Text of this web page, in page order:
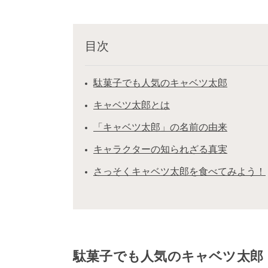
目次
駄菓子でも人気のキャベツ太郎
キャベツ太郎とは
「キャベツ太郎」の名前の由来
キャラクターの知られざる真実
さっそくキャベツ太郎を食べてみよう！
駄菓子でも人気のキャベツ太郎